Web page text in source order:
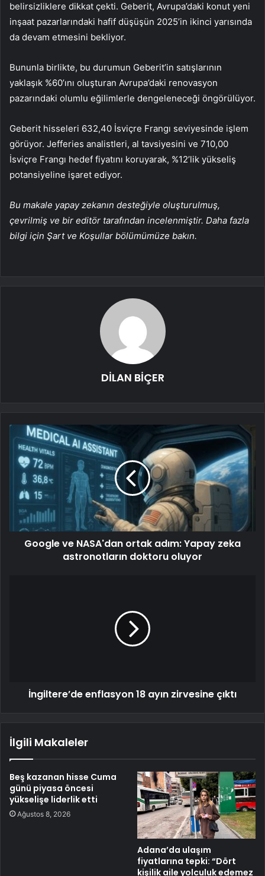
belirsizliklere dikkat çekti. Geberit, Avrupa’daki konut yeni
inşaat pazarlarındaki hafif düşüşün 2025’in ikinci yarısında
da devam etmesini bekliyor.
Bununla birlikte, bu durumun Geberit’in satışlarının
yaklaşık %60’ını oluşturan Avrupa’daki renovasyon
pazarındaki olumlu eğilimlerle dengeleneceği öngörülüyor.
Geberit hisseleri 632,40 İsviçre Frangı seviyesinde işlem
görüyor. Jefferies analistleri, al tavsiyesini ve 710,00
İsviçre Frangı hedef fiyatını koruyarak, %12’lik yükseliş
potansiyeline işaret ediyor.
Bu makale yapay zekanın desteğiyle oluşturulmuş,
çevrilmiş ve bir editör tarafından incelenmiştir. Daha fazla
bilgi için Şart ve Koşullar bölümümüze bakın.
DİLAN BİÇER
Google ve NASA'dan ortak adım: Yapay zeka
astronotların doktoru oluyor
İngiltere’de enflasyon 18 ayın zirvesine çıktı
İlgili Makaleler
Beş kazanan hisse Cuma
günü piyasa öncesi
yükselişe liderlik etti
Ağustos 8, 2026
Adana’da ulaşım
fiyatlarına tepki: “Dört
kişilik aile yolculuk edemez